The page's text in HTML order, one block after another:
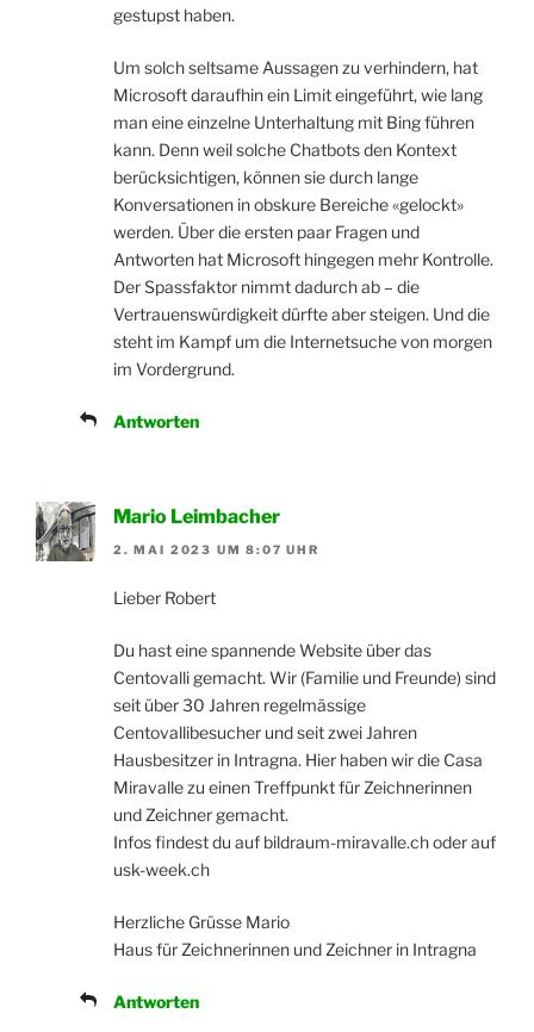
gestupst haben.
Um solch seltsame Aussagen zu verhindern, hat
Microsoft daraufhin ein Limit eingeführt, wie lang
man eine einzelne Unterhaltung mit Bing führen
kann. Denn weil solche Chatbots den Kontext
berücksichtigen, können sie durch lange
Konversationen in obskure Bereiche «gelockt»
werden. Über die ersten paar Fragen und
Antworten hat Microsoft hingegen mehr Kontrolle.
Der Spassfaktor nimmt dadurch ab – die
Vertrauenswürdigkeit dürfte aber steigen. Und die
steht im Kampf um die Internetsuche von morgen
im Vordergrund.
Antworten
Mario Leimbacher
2. MAI 2023 UM 8:07 UHR
Lieber Robert
Du hast eine spannende Website über das
Centovalli gemacht. Wir (Familie und Freunde) sind
seit über 30 Jahren regelmässige
Centovallibesucher und seit zwei Jahren
Hausbesitzer in Intragna. Hier haben wir die Casa
Miravalle zu einen Treffpunkt für Zeichnerinnen
und Zeichner gemacht.
Infos findest du auf bildraum-miravalle.ch oder auf
usk-week.ch
Herzliche Grüsse Mario
Haus für Zeichnerinnen und Zeichner in Intragna
Antworten